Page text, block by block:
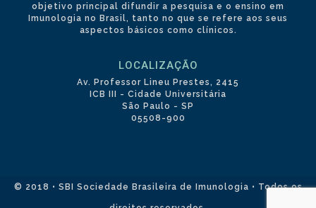
objetivo principal difundir a pesquisa e o ensino em
Imunologia no Brasil, tanto no que se refere aos seus
aspectos básicos como clínicos.
LOCALIZAÇÃO
Av. Professor Lineu Prestes, 2415
ICB III - Cidade Universitária
São Paulo - SP
05508-900
© 2018 • SBI Sociedade Brasileira de Imunologia • Todos os